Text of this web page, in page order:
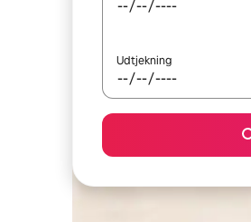
Udtjekning